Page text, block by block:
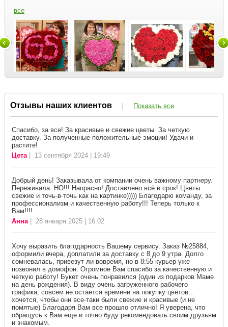
все
Отзывы наших клиентов | Показать все
Спасибо, за все! За красивые и свежие цветы. За четкую
доставку. За полученные положительные эмоции! Удачи и
растите!
Цета| 13 сентября 2024 | 19:49
Добрый день! Заказывала от компании очень важному партнеру.
Переживала. НО!!! Напрасно! Доставлено всё в срок! Цветы
свежие и точь-в-точь как на картинке))))) Благодарю команду, за
профессионализм и качественную работу!!! Теперь только к
Вам!!!!
Анна| 28 января 2025 | 16:02
Хочу выразить благодарность Вашему сервису. Заказ №25884,
оформили вчера, доплатили за доставку с 8 до 9 утра. Долго
сомневалась, привезут ли вовремя, но в 8:55 курьер уже
позвонил в домофон. Огромное Вам спасибо за качественную и
четкую работу! Букет очень понравился (один из подарков Маме
на день рождения). В виду очень загруженного рабочего
графика, совсем не остается времени на покупку цветов...
хочется, чтобы они все-таки были свежие и красивые (и не
помятые) Благодаря Вам все прошло отлично! Я уверена, что
обращусь к Вам еще и точно буду рекомендовать своим друзьям
и знакомым.